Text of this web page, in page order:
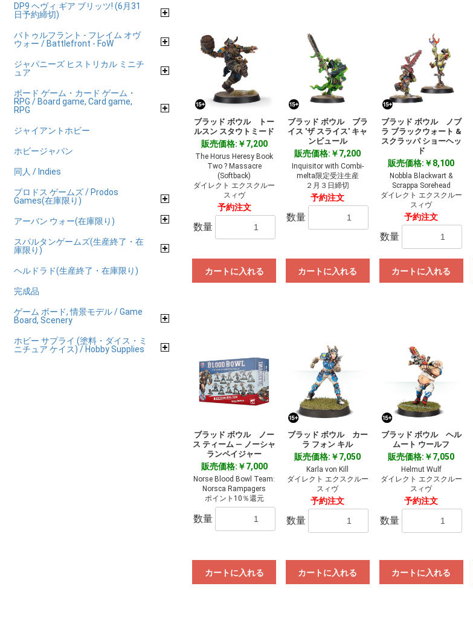
DP9 ヘヴィ ギア ブリッツ! (6月31
日予約締切)
バトゥルフラント - フレイム オヴ
ウォー / Battlefront - FoW
ジャパニーズ ヒストリカル ミニチ
ュア
ボード ゲーム・カード ゲーム・
RPG / Board game, Card game,
RPG
ジャイアントホビー
ホビージャパン
同人 / Indies
プロドス ゲームズ / Prodos
Games(在庫限り)
アーバン ウォー(在庫限り)
スパルタンゲームズ(生産終了・在
庫限り)
ヘルドラド(生産終了・在庫限り)
完成品
ゲーム ボード, 情景モデル / Game
Board, Scenery
ホビー サプライ (塗料・ダイス・ミ
ニチュア ケイス) / Hobby Supplies
ブラッド ボウル トー
ルスン スタウトミード
販売価格:￥7,200
The Horus Heresy Book
Two ? Massacre
(Softback)
ダイレクト エクスクルー
スィヴ
予約注文
数量
カートに入れる
ブラッド ボウル ブラ
イス 'ザ スライス' キャ
ンビュール
販売価格:￥7,200
Inquisitor with Combi-
melta限定受注生産
２月３日締切
予約注文
数量
カートに入れる
ブラッド ボウル ノブ
ラ ブラックウォート &
スクラッパ ショーヘッ
ド
販売価格:￥8,100
Nobbla Blackwart &
Scrappa Sorehead
ダイレクト エクスクルー
スィヴ
予約注文
数量
カートに入れる
ブラッド ボウル ノー
ス ティーム ― ノーシャ
ランペイジャー
販売価格:￥7,000
Norse Blood Bowl Team:
Norsca Rampagers
ポイント10％還元
数量
カートに入れる
ブラッド ボウル カー
ラ フォン キル
販売価格:￥7,050
Karla von Kill
ダイレクト エクスクルー
スィヴ
予約注文
数量
カートに入れる
ブラッド ボウル ヘル
ムート ウールフ
販売価格:￥7,050
Helmut Wulf
ダイレクト エクスクルー
スィヴ
予約注文
数量
カートに入れる
お買い物を続ける カートへ進む